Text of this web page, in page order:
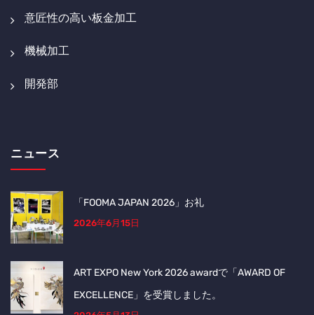
意匠性の高い板金加工
機械加工
開発部
ニュース
「FOOMA JAPAN 2026」お礼
2026年6月15日
ART EXPO New York 2026 awardで「AWARD OF
EXCELLENCE」を受賞しました。